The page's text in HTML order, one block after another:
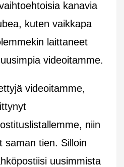
kanavia
kuten vaikkapa
laittaneet
videoitamme.
videoitamme,
niin
saman tien. Silloin
uusimmista